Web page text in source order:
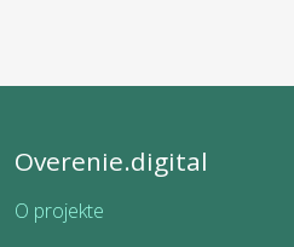
Overenie.digital
O projekte